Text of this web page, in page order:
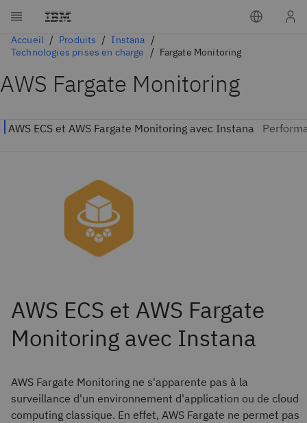
Accueil Produits
Instana
Technologies prises en charge
Fargate Monitoring
AWS Fargate Monitoring
AWS Fargate Monitoring ne s'apparente pas à la
surveillance d'un environnement d'application ou de cloud
computing classique. En effet, AWS Fargate ne permet pas